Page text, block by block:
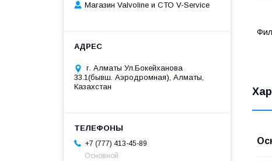
Магазин Valvoline и СТО V-Service
г. Алматы Ул.Бокейханова
33.1(бывш. Аэродромная), Алматы,
Казахстан
+7 (777) 413-45-89
Основной